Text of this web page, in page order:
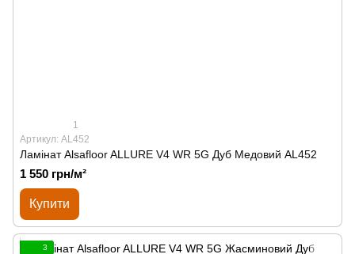
1
Артикул: AL452
Ламінат Alsafloor ALLURE V4 WR 5G Дуб Медовий AL452
1 550 грн/м²
Купити
3